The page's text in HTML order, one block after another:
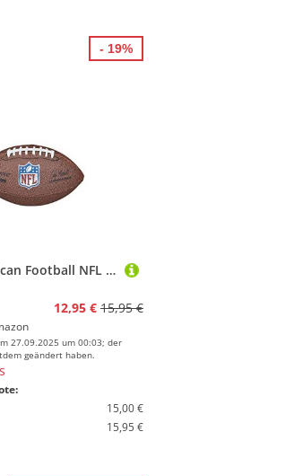
Wilson American Football NFL Mini Replica, Mischleder, Mini-Größe, Braun, WTF1631XBNFL
12,95 € 15,95 €
27.09.2025 um 00:03; der
geändert haben.
15,00 €
15,95 €
- 19%